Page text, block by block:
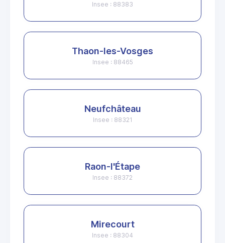
Insee : 88383
Thaon-les-Vosges
Insee : 88465
Neufchâteau
Insee : 88321
Raon-l'Étape
Insee : 88372
Mirecourt
Insee : 88304